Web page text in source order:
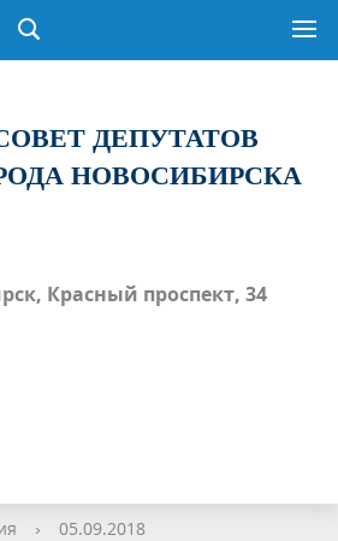
ДЕПУТАТОВ
НОВОСИБИРСКА
Красный проспект, 34
› 05.09.2018